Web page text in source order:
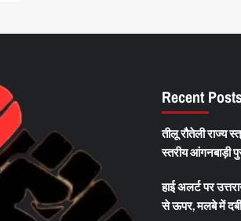
Recent
तीलू रौतेली राज्य
स्तरीय आंगनबाड़ी
हाई अलर्ट पर
से ऊपर, मलबे में